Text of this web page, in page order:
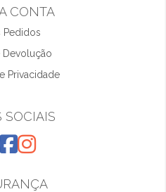
CONTA
Pedidos
Devolução
Privacidade
SOCIAIS